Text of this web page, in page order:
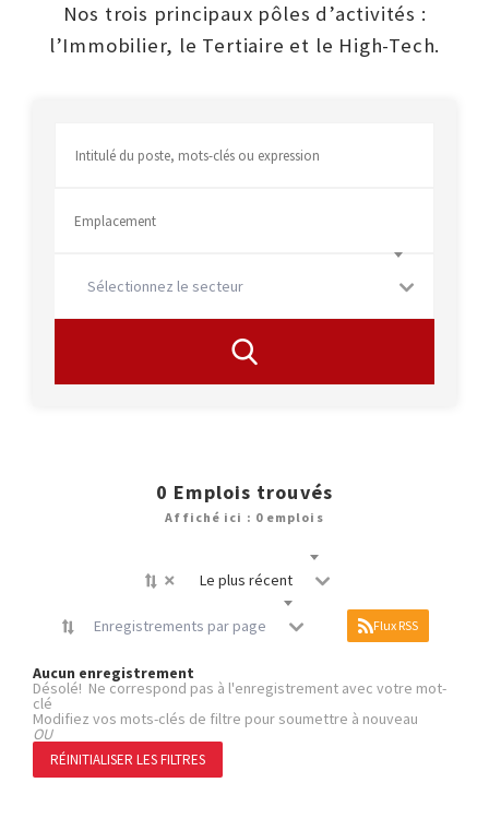
Nos trois principaux pôles d’activités :
l’Immobilier, le Tertiaire et le High-Tech.
Sélectionnez le secteur
0 Emplois trouvés
Affiché ici : 0 emplois
× Le plus récent
Enregistrements par page Flux RSS
Aucun enregistrement
Désolé! Ne correspond pas à l'enregistrement avec votre mot-
clé
Modifiez vos mots-clés de filtre pour soumettre à nouveau
OU
RÉINITIALISER LES FILTRES